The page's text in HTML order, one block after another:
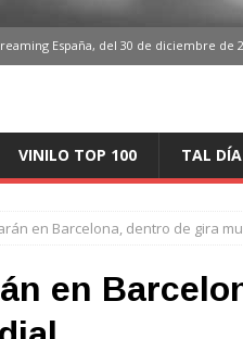
España, del 30 de diciembre de
VINILO TOP 100 TAL
en Barcelona, dentro de gira
en